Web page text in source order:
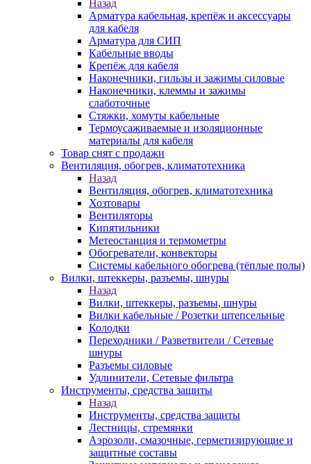
Назад
Арматура кабельная, крепёж и аксессуары
для кабеля
Арматура для СИП
Кабельные вводы
Крепёж для кабеля
Наконечники, гильзы и зажимы силовые
Наконечники, клеммы и зажимы
слаботочные
Стяжки, хомуты кабельные
Термоусаживаемые и изоляционные
материалы для кабеля
Товар снят с продажи
Вентиляция, обогрев, климатотехника
Назад
Вентиляция, обогрев, климатотехника
Хозтовары
Вентиляторы
Кипятильники
Метеостанция и термометры
Обогреватели, конвекторы
Системы кабельного обогрева (тёплые полы)
Вилки, штеккеры, разъемы, шнуры
Назад
Вилки, штеккеры, разъемы, шнуры
Вилки кабельные / Розетки штепсельные
Колодки
Переходники / Разветвители / Сетевые
шнуры
Разъемы силовые
Удлинители, Сетевые фильтра
Инструменты, средства защиты
Назад
Инструменты, средства защиты
Лестницы, стремянки
Аэрозоли, смазочные, герметизирующие и
защитные составы